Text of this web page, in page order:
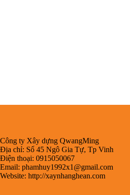
Công ty Xây dựng QwangMing
Địa chỉ: Số 45 Ngô Gia Tự, Tp Vinh
Điện thoại: 0915050067
Email: phamhuy1992x1@gmail.com
Website: http://xaynhanghean.com